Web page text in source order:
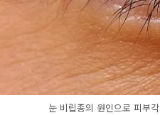
눈 비립종의 원인으로 피부